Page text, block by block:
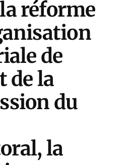
réforme
de
de la
du
la